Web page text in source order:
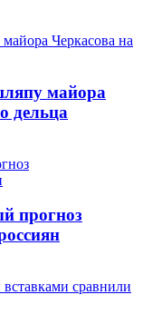
майора
дельца
прогноз